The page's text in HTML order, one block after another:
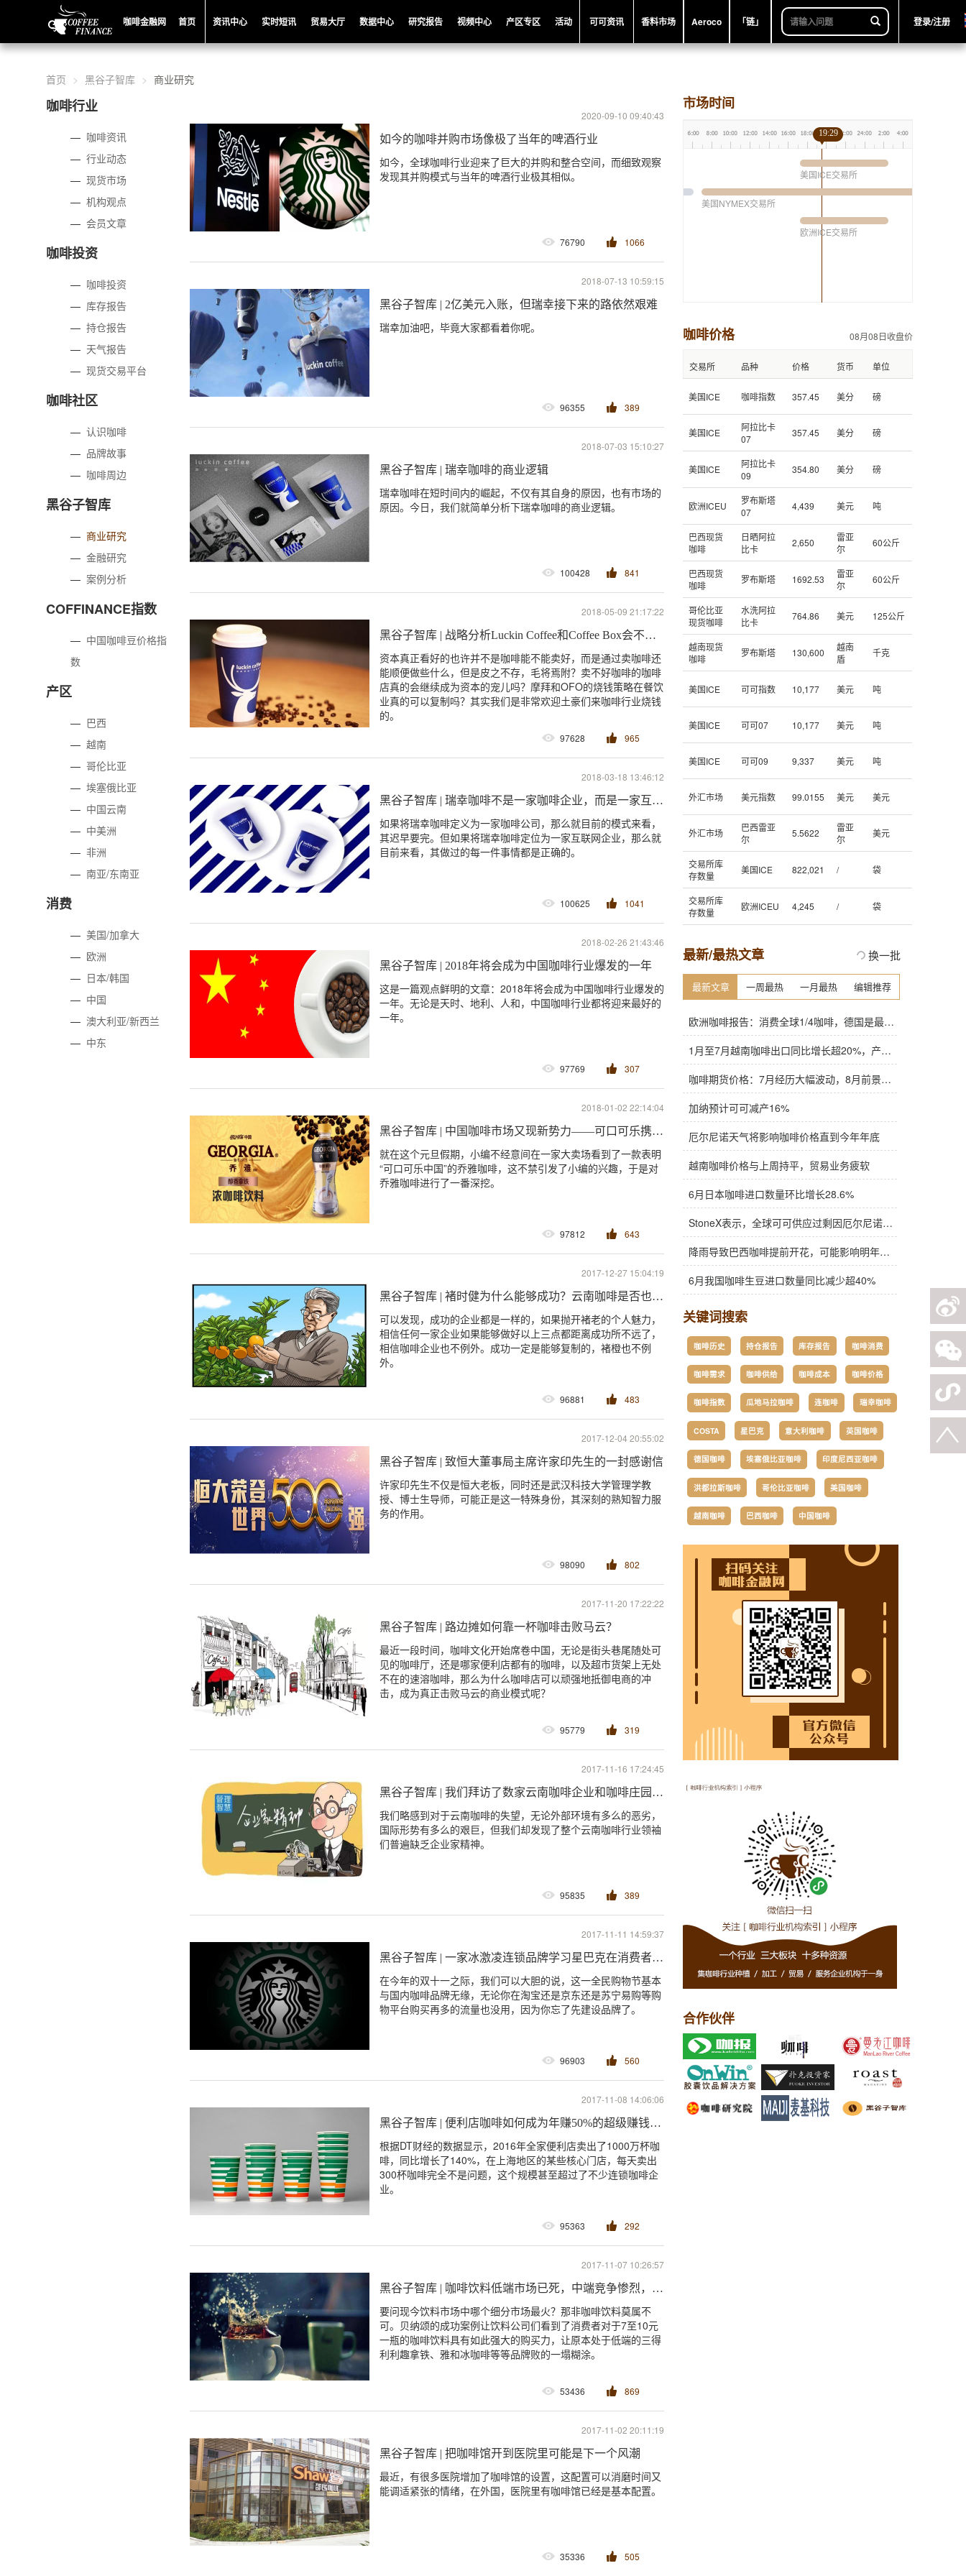
咖啡金融网 首页 资讯中心 实时短讯 贸易大厅 数据中心 研究报告 视频中心 产区专区 活动 可可资讯 香料市场 Aeroco 「链」 登录/注册
首页 黑谷子智库 商业研究
咖啡行业
— 咖啡资讯
—行业动态
—现货市场
—机构观点
—会员文章
咖啡投资
— 咖啡投资
— 库存报告
—持仓报告
— 天气报告
—现货交易平台
咖啡社区
—认识咖啡
— 品牌故事
— 咖啡周边
黑谷子智库
—商业研究
—金融研究
—案例分析
COFFINANCE指数
— 中国咖啡豆价格指
数
产区
— 巴西
—越南
—哥伦比亚
—埃塞俄比亚
— 中国云南
— 中美洲
—非洲
—南亚/东南亚
消费
—美国/加拿大
— 欧洲
— 日本/韩国
— 中国
— 澳大利亚/新西兰
— 中东
2020-09-10 09:40:43
如今的咖啡并购市场像极了当年的啤酒行业
如今，全球咖啡行业迎来了巨大的并购和整合空间，而细致观察
发现其并购模式与当年的啤酒行业极其相似。
76790 1066
2018-07-13 10:59:15
黑谷子智库 | 2亿美元入账，但瑞幸接下来的路依然艰难
瑞幸加油吧，毕竟大家都看着你呢。
96355 389
2018-07-03 15:10:27
黑谷子智库 | 瑞幸咖啡的商业逻辑
瑞幸咖啡在短时间内的崛起，不仅有其自身的原因，也有市场的
原因。今日，我们就简单分析下瑞幸咖啡的商业逻辑。
100428 841
2018-05-09 21:17:22
黑谷子智库 | 战略分析Luckin Coffee和Coffee Box会不会成为咖啡界的摩拜OFO
资本真正看好的也许并不是咖啡能不能卖好，而是通过卖咖啡还
能顺便做些什么，但是皮之不存，毛将焉附？卖不好咖啡的咖啡
店真的会继续成为资本的宠儿吗？摩拜和OFO的烧钱策略在餐饮
业真的可以复制吗？其实我们是非常欢迎土豪们来咖啡行业烧钱
的。
97628 965
2018-03-18 13:46:12
黑谷子智库 | 瑞幸咖啡不是一家咖啡企业，而是一家互联网企业
如果将瑞幸咖啡定义为一家咖啡公司，那么就目前的模式来看，
其迟早要完。但如果将瑞幸咖啡定位为一家互联网企业，那么就
目前来看，其做过的每一件事情都是正确的。
100625 1041
2018-02-26 21:43:46
黑谷子智库 | 2018年将会成为中国咖啡行业爆发的一年
这是一篇观点鲜明的文章：2018年将会成为中国咖啡行业爆发的
一年。无论是天时、地利、人和，中国咖啡行业都将迎来最好的
一年。
97769 307
2018-01-02 22:14:04
黑谷子智库 | 中国咖啡市场又现新势力——可口可乐携乔雅咖啡跑步入场
就在这个元旦假期，小编不经意间在一家大卖场看到了一款表明
“可口可乐中国”的乔雅咖啡，这不禁引发了小编的兴趣，于是对
乔雅咖啡进行了一番深挖。
97812 643
2017-12-27 15:04:19
黑谷子智库 | 褚时健为什么能够成功？云南咖啡是否也能复制褚橙？
可以发现，成功的企业都是一样的，如果抛开褚老的个人魅力，
相信任何一家企业如果能够做好以上三点都距离成功所不远了，
相信咖啡企业也不例外。成功一定是能够复制的，褚橙也不例
外。
96881 483
2017-12-04 20:55:02
黑谷子智库 | 致恒大董事局主席许家印先生的一封感谢信
许家印先生不仅是恒大老板，同时还是武汉科技大学管理学教
授、博士生导师，可能正是这一特殊身份，其深刻的熟知智力服
务的作用。
98090 802
2017-11-20 17:22:22
黑谷子智库 | 路边摊如何靠一杯咖啡击败马云？
最近一段时间，咖啡文化开始席卷中国，无论是街头巷尾随处可
见的咖啡厅，还是哪家便利店都有的咖啡，以及超市货架上无处
不在的速溶咖啡，那么为什么咖啡店可以顽强地抵御电商的冲
击，成为真正击败马云的商业模式呢？
95779 319
2017-11-16 17:24:45
黑谷子智库 | 我们拜访了数家云南咖啡企业和咖啡庄园，发现云南咖啡的根源问题可能是缺乏企业家精神
我们略感到对于云南咖啡的失望，无论外部环境有多么的恶劣，
国际形势有多么的艰巨，但我们却发现了整个云南咖啡行业领袖
们普遍缺乏企业家精神。
95835 389
2017-11-11 14:59:37
黑谷子智库 | 一家冰激凌连锁品牌学习星巴克在消费者点单时询问姓名却被指责，到底哪里出问题了？
在今年的双十一之际，我们可以大胆的说，这一全民购物节基本
与国内咖啡品牌无缘，无论你在淘宝还是京东还是苏宁易购等购
物平台购买再多的流量也没用，因为你忘了先建设品牌了。
96903 560
2017-11-08 14:06:06
黑谷子智库 | 便利店咖啡如何成为年赚50%的超级赚钱方式？
根据DT财经的数据显示，2016年全家便利店卖出了1000万杯咖
啡，同比增长了140%，在上海地区的某些核心门店，每天卖出
300杯咖啡完全不是问题，这个规模甚至超过了不少连锁咖啡企
业。
95363 292
2017-11-07 10:26:57
黑谷子智库 | 咖啡饮料低端市场已死，中端竞争惨烈，高端依旧无人问津
要问现今饮料市场中哪个细分市场最火？那非咖啡饮料莫属不
可。贝纳颂的成功案例让饮料公司们看到了消费者对于7至10元
一瓶的咖啡饮料具有如此强大的购买力，让原本处于低端的三得
利利趣拿铁、雅和冰咖啡等等品牌败的一塌糊涂。
53436 869
2017-11-02 20:11:19
黑谷子智库 | 把咖啡馆开到医院里可能是下一个风潮
最近，有很多医院增加了咖啡馆的设置，这配置可以消磨时间又
能调适紧张的情绪，在外国，医院里有咖啡馆已经是基本配置。
35336 505
市场时间
美国ICE交易所
美国NYMEX交易所
欧洲ICE交易所
19:29
咖啡价格 08月08日收盘价
交易所 品种 价格 货币 单位
美国ICE 咖啡指数 357.45 美分 磅
美国ICE
阿拉比卡
07
357.45 美分 磅
美国ICE
阿拉比卡
09
354.80 美分 磅
欧洲ICEU
罗布斯塔
07
4,439 美元 吨
巴西现货
咖啡
日晒阿拉
比卡
2,650
雷亚
尔
60公斤
巴西现货
咖啡
罗布斯塔 1692.53
雷亚
尔
60公斤
哥伦比亚
现货咖啡
水洗阿拉
比卡
764.86 美元 125公斤
越南现货
咖啡
罗布斯塔 130,600
越南
盾
千克
美国ICE 可可指数 10,177 美元 吨
美国ICE 可可07 10,177 美元 吨
美国ICE 可可09 9,337 美元 吨
外汇市场 美元指数 99.0155 美元 美元
外汇市场
巴西雷亚
尔
5.5622
雷亚
尔
美元
交易所库
存数量
美国ICE 822,021 / 袋
交易所库
存数量
欧洲ICEU 4,245 / 袋
最新/最热文章 换一批
最新文章 一周最热 一月最热 编辑推荐
欧洲咖啡报告：消费全球1/4咖啡，德国是最大进口国，意大利在烘焙咖啡生产中领先
1月至7月越南咖啡出口同比增长超20%，产量也将是过去四年来最高
咖啡期货价格：7月经历大幅波动，8月前景依旧不明朗
加纳预计可可减产16%
厄尔尼诺天气将影响咖啡价格直到今年年底
越南咖啡价格与上周持平，贸易业务疲软
6月日本咖啡进口数量环比增长28.6%
StoneX表示，全球可可供应过剩因厄尔尼诺而萎缩
降雨导致巴西咖啡提前开花，可能影响明年产量，造成近期价格波动极不稳定
6月我国咖啡生豆进口数量同比减少超40%
关键词搜索
咖啡历史 持仓报告 库存报告 咖啡消费
咖啡需求 咖啡供给 咖啡成本 咖啡价格
咖啡指数 瓜地马拉咖啡 连咖啡 瑞幸咖啡
COSTA 星巴克 意大利咖啡 英国咖啡
德国咖啡 埃塞俄比亚咖啡 印度尼西亚咖啡
洪都拉斯咖啡 哥伦比亚咖啡 美国咖啡
越南咖啡 巴西咖啡 中国咖啡
合作伙伴